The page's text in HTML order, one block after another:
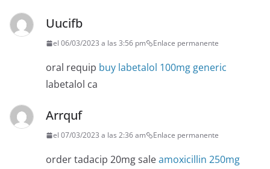
Uucifb
el 06/03/2023 a las 3:56 pm Enlace permanente
oral requip buy labetalol 100mg generic
labetalol ca
Arrquf
el 07/03/2023 a las 2:36 am Enlace permanente
order tadacip 20mg saleamoxicillin 250mg